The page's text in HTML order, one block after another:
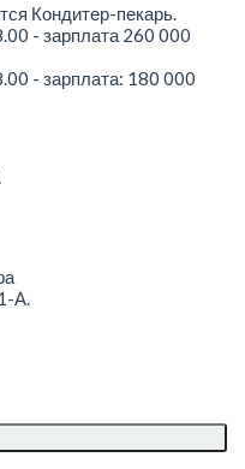
Кондитер-пекарь.
- зарплата 260 000
- зарплата: 180 000
А.